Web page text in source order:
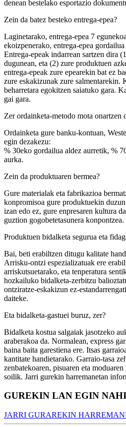
denean bestelako esportazio
Zein da batez besteko entrega-epea?
Laginetarako, entrega-epea 7
ekoizpenerako, entrega-epea
Entrega-epeak indarrean sartzen dira
dugunean, eta (2) zure produktuen
entrega-epeak zure epearekin bat ez
zure eskakizunak zure salmentarekin.
beharretara egokitzen saiatuko gara.
gai gara.
Zer ordainketa-metodo mota onartzen
Ordainketa gure banku-kontuan,
egin dezakezu:
% 30eko gordailua aldez aurretik, %
aurka.
Zein da produktuaren bermea?
Gure materialak eta fabrikazioa
konpromisoa gure produktuekin
izan edo ez, gure enpresaren kultura
guztion gogobetetasunera konpontzea.
Produktuen bidalketa segurua eta
Bai, beti erabiltzen ditugu kalitate
Arrisku-ontzi espezializatuak ere
arriskutsuetarako, eta tenperatura
hozkailuko bidalketa-zerbitzu
ontziratze-eskakizun ez-
daiteke.
Eta bidalketa-gastuei buruz, zer?
Bidalketa kostua salgaiak jasotzeko
araberakoa da. Normalean, express
baina baita garestiena ere. Itsas
kantitate handietarako. Garraio-tasa
zenbatekoaren, pisuaren eta
soilik. Jarri gurekin harremanetan
GUREKIN LAN EGIN
JARRI GURAREKIN